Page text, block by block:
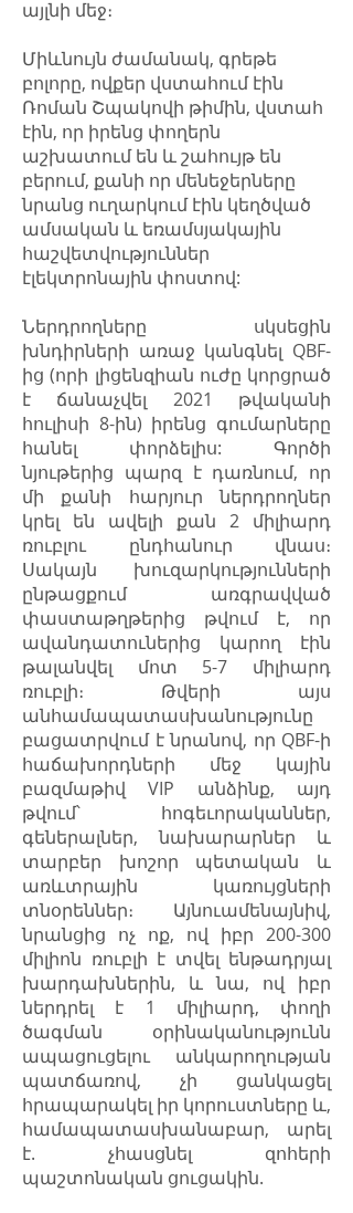
այլնի մեջ։
Միևնույն ժամանակ, գրեթե
բոլորը, ովքեր վստահում էին
Ռոման Շպակովի թիմին, վստահ
էին, որ իրենց փողերն
աշխատում են և շահույթ են
բերում, քանի որ մենեջերները
նրանց ուղարկում էին կեղծված
ամսական և եռամսյակային
հաշվետվություններ
էլեկտրոնային փոստով:
Ներդրողները սկսեցին
խնդիրների առաջ կանգնել QBF-
ից (որի լիցենզիան ուժը կորցրած
է ճանաչվել 2021 թվականի
հուլիսի 8-ին) իրենց գումարները
հանել փորձելիս: Գործի
նյութերից պարզ է դառնում, որ
մի քանի հարյուր ներդրողներ
կրել են ավելի քան 2 միլիարդ
ռուբլու ընդհանուր վնաս։
Սակայն խուզարկությունների
ընթացքում առգրավված
փաստաթղթերից թվում է, որ
ավանդատուներից կարող էին
թալանվել մոտ 5-7 միլիարդ
ռուբլի։ Թվերի այս
անհամապատասխանությունը
բացատրվում է նրանով, որ QBF-ի
հաճախորդների մեջ կային
բազմաթիվ VIP անձինք, այդ
թվում՝ հոգեւորականներ,
գեներալներ, նախարարներ և
տարբեր խոշոր պետական և
առևտրային կառույցների
տնօրեններ։ Այնուամենայնիվ,
նրանցից ոչ ոք, ով իբր 200-300
միլիոն ռուբլի է տվել ենթադրյալ
խարդախներին, և նա, ով իբր
ներդրել է 1 միլիարդ, փողի
ծագման օրինականությունն
ապացուցելու անկարողության
պատճառով, չի ցանկացել
հրապարակել իր կորուստները և,
համապատասխանաբար, արել
է. չհասցնել զոհերի
պաշտոնական ցուցակին.